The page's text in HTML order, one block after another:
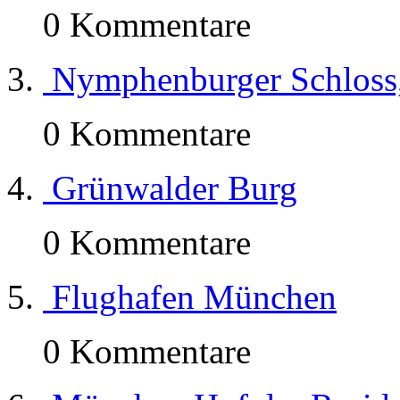
0 Kommentare
Nymphenburger
0 Kommentare
Grünwalder Burg
0 Kommentare
Flughafen München
0 Kommentare